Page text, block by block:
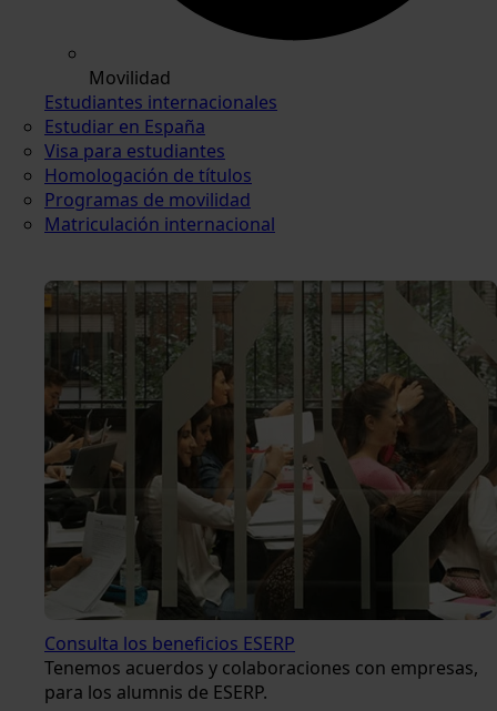
Movilidad
Estudiantes internacionales
Estudiar en España
Visa para estudiantes
Homologación de títulos
Programas de movilidad
Matriculación internacional
Consulta los beneficios ESERP
Tenemos acuerdos y colaboraciones con empresas,
para los alumnis de ESERP.